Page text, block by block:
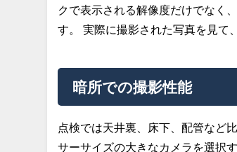
クで表示される解像度だけでなく
す。 実際に撮影された写真を見て
暗所での撮影性能
点検では天井裏、床下、配管など
サーサイズの大きなカメラを選択